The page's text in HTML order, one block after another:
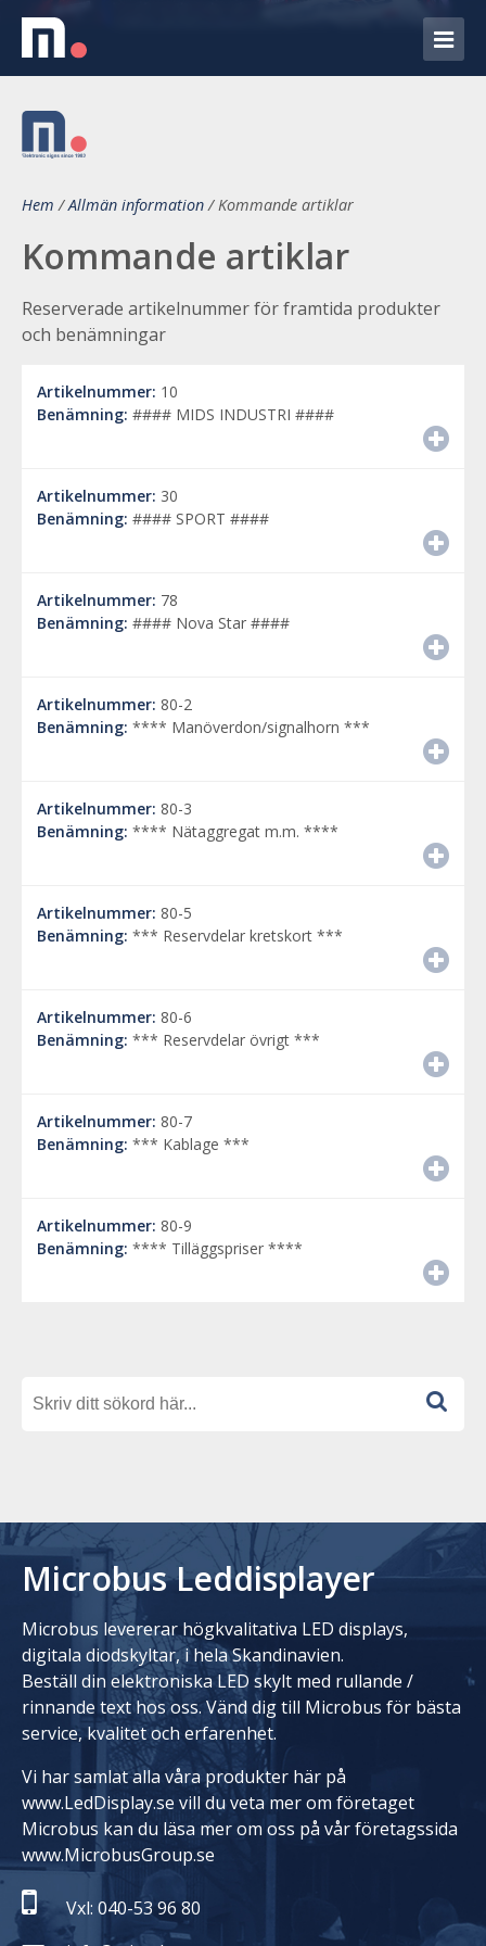
Hem /Allmän information/Kommande artiklar
Kommande artiklar
Reserverade artikelnummer för framtida produkter
och benämningar
Artikelnummer: 10
Benämning: #### MIDS INDUSTRI ####
Artikelnummer: 30
Benämning: #### SPORT ####
Artikelnummer: 78
Benämning: #### Nova Star ####
Artikelnummer: 80-2
Benämning: **** Manöverdon/signalhorn ***
Artikelnummer: 80-3
Benämning: **** Nätaggregat m.m. ****
Artikelnummer: 80-5
Benämning: *** Reservdelar kretskort ***
Artikelnummer: 80-6
Benämning: *** Reservdelar övrigt ***
Artikelnummer: 80-7
Benämning: *** Kablage ***
Artikelnummer: 80-9
Benämning: **** Tilläggspriser ****
Microbus Leddisplayer
Microbus levererar högkvalitativa LED displays,
digitala diodskyltar, i hela Skandinavien.
Beställ din elektroniska LED skylt med rullande /
rinnande text hos oss. Vänd dig till Microbus för bästa
service, kvalitet och erfarenhet.
Vi har samlat alla våra produkter här på
www.LedDisplay.se vill du veta mer om företaget
Microbus kan du läsa mer om oss på vår företagssida
www.MicrobusGroup.se
Vxl: 040-53 96 80